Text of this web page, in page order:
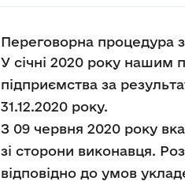
Переговорна процедура
У січні 2020 року нашим
підприємства за
31.12.2020 року.
З 09 червня 2020 року
зі сторони виконавця.
відповідно до умов